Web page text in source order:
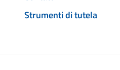
Strumenti di tutela